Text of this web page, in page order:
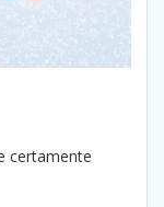
certamente